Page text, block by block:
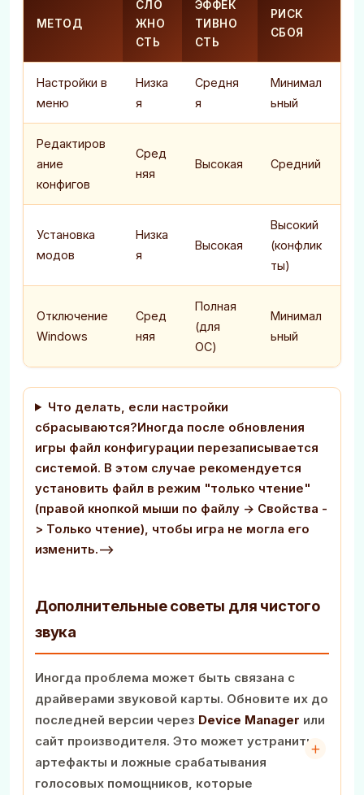
МЕТОД
СЛО
ЖНО
СТЬ
ЭФФЕК
ТИВНО
СТЬ
РИСК
СБОЯ
Настройки в
меню
Низка
я
Средня
я
Минимал
ьный
Редактиров
ание
конфигов
Сред
няя
Высокая Средний
Установка
модов
Низка
я
Высокая
Высокий
(конфлик
ты)
Отключение
Windows
Сред
няя
Полная
(для
ОС)
Минимал
ьный
Что делать, если настройки
сбрасываются?Иногда после обновления
игры файл конфигурации перезаписывается
системой. В этом случае рекомендуется
установить файл в режим "только чтение"
(правой кнопкой мыши по файлу -> Свойства -
> Только чтение), чтобы игра не могла его
изменить.-->
Дополнительные советы для чистого
звука
Иногда проблема может быть связана с
драйверами звуковой карты. Обновите их до
последней версии через Device Manager или
сайт производителя. Это может устранить
артефакты и ложные срабатывания
голосовых помощников, которые